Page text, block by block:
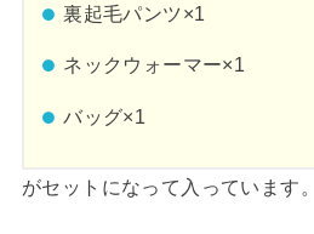
裏起毛パンツ×1
ネックウォーマー×1
バッグ×1
がセットになって入っています。